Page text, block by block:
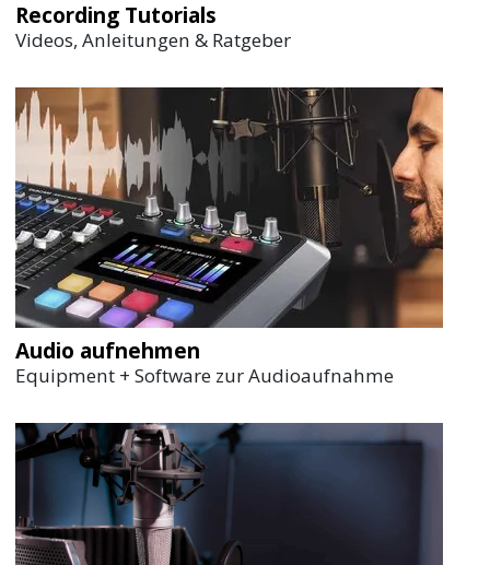
Recording Tutorials
Videos, Anleitungen & Ratgeber
Audio aufnehmen
Equipment + Software zur Audioaufnahme